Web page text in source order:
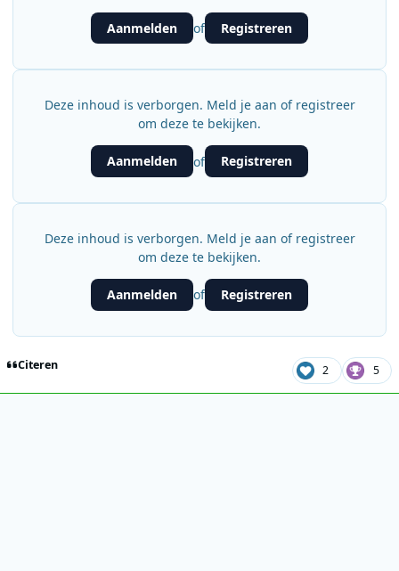
Aanmelden of Registreren
Deze inhoud is verborgen. Meld je aan of registreer
om deze te bekijken.
Aanmelden of Registreren
Deze inhoud is verborgen. Meld je aan of registreer
om deze te bekijken.
Aanmelden of Registreren
Citeren 2 5